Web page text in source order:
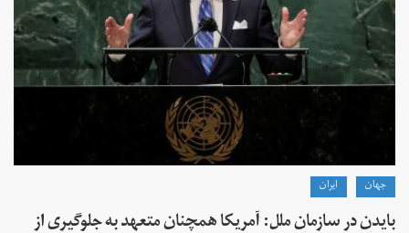
جهان ايران
بایدن در سازمان ملل: آمریکا همچنان متعهد به جلوگیری از